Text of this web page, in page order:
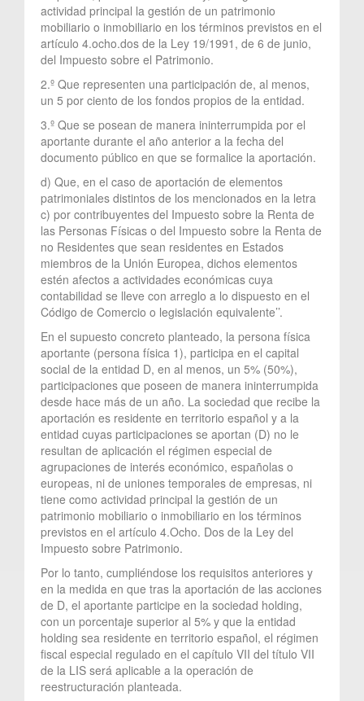
actividad principal la gestión de un patrimonio
mobiliario o inmobiliario en los términos previstos en el
artículo 4.ocho.dos de la Ley 19/1991, de 6 de junio,
del Impuesto sobre el Patrimonio.
2.º Que representen una participación de, al menos,
un 5 por ciento de los fondos propios de la entidad.
3.º Que se posean de manera ininterrumpida por el
aportante durante el año anterior a la fecha del
documento público en que se formalice la aportación.
d) Que, en el caso de aportación de elementos
patrimoniales distintos de los mencionados en la letra
c) por contribuyentes del Impuesto sobre la Renta de
las Personas Físicas o del Impuesto sobre la Renta de
no Residentes que sean residentes en Estados
miembros de la Unión Europea, dichos elementos
estén afectos a actividades económicas cuya
contabilidad se lleve con arreglo a lo dispuesto en el
Código de Comercio o legislación equivalente’’.
En el supuesto concreto planteado, la persona física
aportante (persona física 1), participa en el capital
social de la entidad D, en al menos, un 5% (50%),
participaciones que poseen de manera ininterrumpida
desde hace más de un año. La sociedad que recibe la
aportación es residente en territorio español y a la
entidad cuyas participaciones se aportan (D) no le
resultan de aplicación el régimen especial de
agrupaciones de interés económico, españolas o
europeas, ni de uniones temporales de empresas, ni
tiene como actividad principal la gestión de un
patrimonio mobiliario o inmobiliario en los términos
previstos en el artículo 4.Ocho. Dos de la Ley del
Impuesto sobre Patrimonio.
Por lo tanto, cumpliéndose los requisitos anteriores y
en la medida en que tras la aportación de las acciones
de D, el aportante participe en la sociedad holding,
con un porcentaje superior al 5% y que la entidad
holding sea residente en territorio español, el régimen
fiscal especial regulado en el capítulo VII del título VII
de la LIS será aplicable a la operación de
reestructuración planteada.